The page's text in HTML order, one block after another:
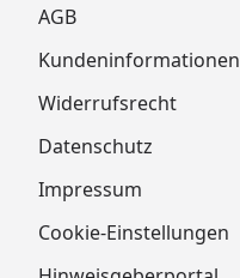
AGB
Kundeninformationen
Widerrufsrecht
Datenschutz
Impressum
Cookie-Einstellungen